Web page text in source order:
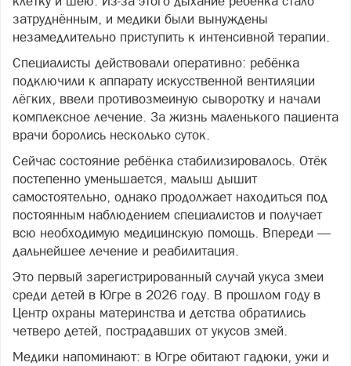
затруднённым, и медики были вынуждены
незамедлительно приступить к интенсивной терапии.
Специалисты действовали оперативно: ребёнка
подключили к аппарату искусственной вентиляции
лёгких, ввели противозмеиную сыворотку и начали
комплексное лечение. За жизнь маленького пациента
врачи боролись несколько суток.
Сейчас состояние ребёнка стабилизировалось. Отёк
постепенно уменьшается, малыш дышит
самостоятельно, однако продолжает находиться под
постоянным наблюдением специалистов и получает
всю необходимую медицинскую помощь. Впереди —
дальнейшее лечение и реабилитация.
Это первый зарегистрированный случай укуса змеи
среди детей в Югре в 2026 году. В прошлом году в
Центр охраны материнства и детства обратились
четверо детей, пострадавших от укусов змей.
Медики напоминают: в Югре обитают гадюки, ужи и